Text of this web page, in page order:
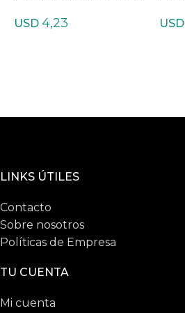
ada Mixtas
USD 4,23
tas
USD
LINKS ÚTILES
Contacto
Sobre nosotros
Políticas de Empresa
TU CUENTA
Mi cuenta